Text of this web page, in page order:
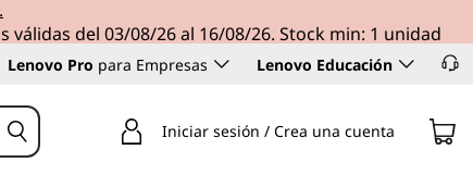
válidas del 03/08/26 al 16/08/26. Stock min: 1 unidad
Lenovo Pro para Empresas Lenovo Educación
Iniciar sesión / Crea una cuenta